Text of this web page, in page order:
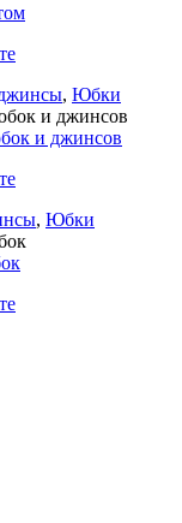
, Юбки
и джинсов
, Юбки